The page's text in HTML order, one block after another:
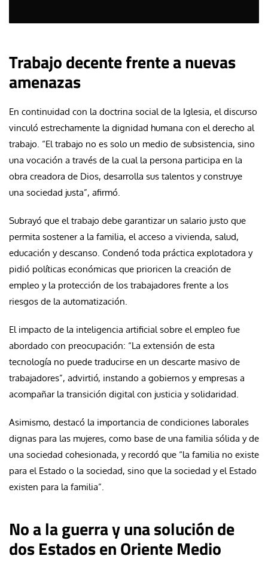
Trabajo decente frente a nuevas
amenazas
En continuidad con la doctrina social de la Iglesia, el discurso
vinculó estrechamente la dignidad humana con el derecho al
trabajo. “El trabajo no es solo un medio de subsistencia, sino
una vocación a través de la cual la persona participa en la
obra creadora de Dios, desarrolla sus talentos y construye
una sociedad justa”, afirmó.
Subrayó que el trabajo debe garantizar un salario justo que
permita sostener a la familia, el acceso a vivienda, salud,
educación y descanso. Condenó toda práctica explotadora y
pidió políticas económicas que prioricen la creación de
empleo y la protección de los trabajadores frente a los
riesgos de la automatización.
El impacto de la inteligencia artificial sobre el empleo fue
abordado con preocupación: “La extensión de esta
tecnología no puede traducirse en un descarte masivo de
trabajadores”, advirtió, instando a gobiernos y empresas a
acompañar la transición digital con justicia y solidaridad.
Asimismo, destacó la importancia de condiciones laborales
dignas para las mujeres, como base de una familia sólida y de
una sociedad cohesionada, y recordó que “la familia no existe
para el Estado o la sociedad, sino que la sociedad y el Estado
existen para la familia”.
No a la guerra y una solución de
dos Estados en Oriente Medio